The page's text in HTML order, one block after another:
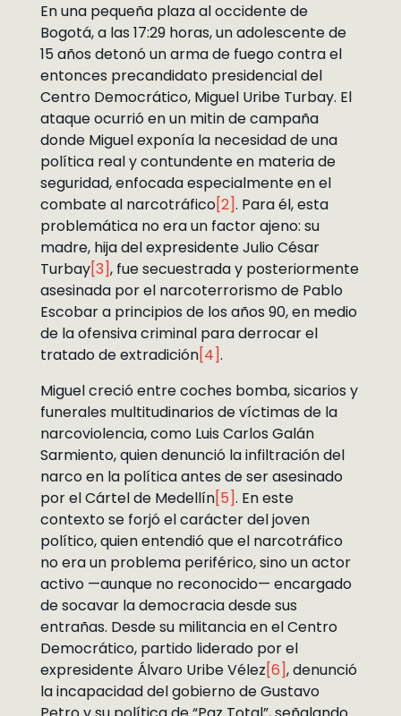
En una pequeña plaza al occidente de
Bogotá, a las 17:29 horas, un adolescente de
15 años detonó un arma de fuego contra el
entonces precandidato presidencial del
Centro Democrático, Miguel Uribe Turbay. El
ataque ocurrió en un mitin de campaña
donde Miguel exponía la necesidad de una
política real y contundente en materia de
seguridad, enfocada especialmente en el
combate al narcotráfico[2]. Para él, esta
problemática no era un factor ajeno: su
madre, hija del expresidente Julio César
Turbay[3], fue secuestrada y posteriormente
asesinada por el narcoterrorismo de Pablo
Escobar a principios de los años 90, en medio
de la ofensiva criminal para derrocar el
tratado de extradición[4].
Miguel creció entre coches bomba, sicarios y
funerales multitudinarios de víctimas de la
narcoviolencia, como Luis Carlos Galán
Sarmiento, quien denunció la infiltración del
narco en la política antes de ser asesinado
por el Cártel de Medellín[5]. En este
contexto se forjó el carácter del joven
político, quien entendió que el narcotráfico
no era un problema periférico, sino un actor
activo —aunque no reconocido— encargado
de socavar la democracia desde sus
entrañas. Desde su militancia en el Centro
Democrático, partido liderado por el
expresidente Álvaro Uribe Vélez[6], denunció
la incapacidad del gobierno de Gustavo